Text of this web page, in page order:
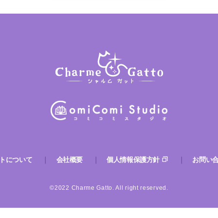
について 会社概要 個人情報保護方針 お問い
©2022 Charme Gatto. All right reserved.